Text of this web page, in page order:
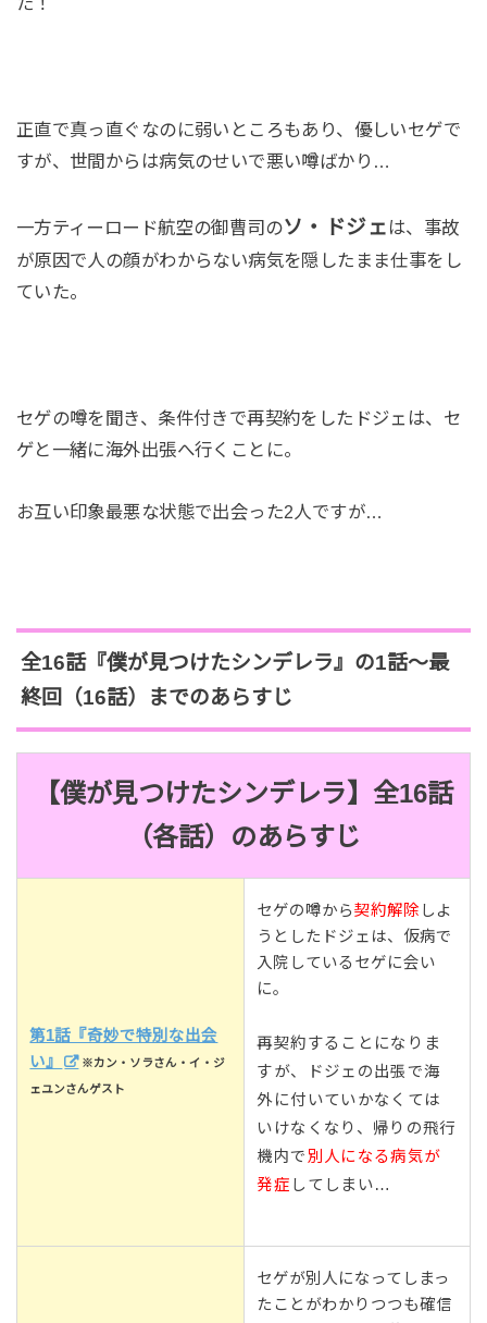
正直で真っ直ぐなのに弱いところもあり、優しいセゲで
すが、世間からは病気のせいで悪い噂ばかり…
一方ティーロード航空の御曹司のソ・ドジェ は、事故
が原因で人の顔がわからない病気を隠したまま仕事をし
ていた。
セゲの噂を聞き、条件付きで再契約をしたドジェは、セ
ゲと一緒に海外出張へ行くことに。
お互い印象最悪な状態で出会った2人ですが…
全16話『僕が見つけたシンデレラ』の1話～最
終回（16話）までのあらすじ
【僕が見つけたシンデレラ】全16話
（各話）のあらすじ
第1話『奇妙で特別な出会
い』
※カン・ソラさん・イ・ジ
ェユンさんゲスト
セゲの噂から契約解除 しよ
うとしたドジェは、仮病で
入院しているセゲに会い
に。
再契約することになりま
すが、ドジェの出張で海
外に付いていかなくては
いけなくなり、帰りの飛行
機内で別人になる病気が
発症 してしまい…
セゲが別人になってしまっ
たことがわかりつつも確信